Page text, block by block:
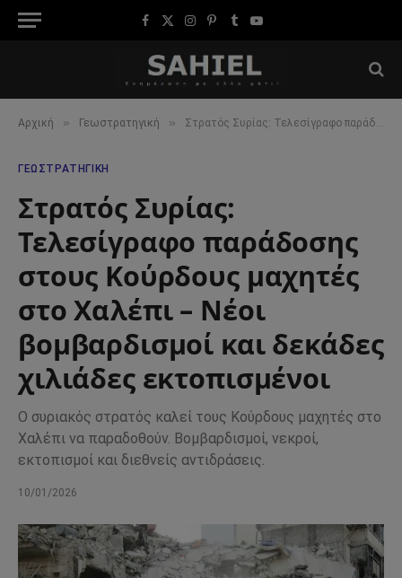
Facebook
X
Instagram
Pinterest
TumblrYouTube
Αρχική » Γεωστρατηγική » Στρατός Συρίας: Τελεσίγραφο παράδοσης στους Κούρδους μαχητές στο Χαλέπι – Νέοι βομβαρδισμοί και δεκάδες χιλιάδες εκτοπισμένοι
ΓΕΩΣΤΡΑΤΗΓΙΚΉ
Στρατός Συρίας:
Τελεσίγραφο παράδοσης
στους Κούρδους μαχητές
στο Χαλέπι – Νέοι
βομβαρδισμοί και δεκάδες
χιλιάδες εκτοπισμένοι
Ο συριακός στρατός καλεί τους Κούρδους μαχητές στο
Χαλέπι να παραδοθούν. Βομβαρδισμοί, νεκροί,
εκτοπισμοί και διεθνείς αντιδράσεις.
10/01/2026